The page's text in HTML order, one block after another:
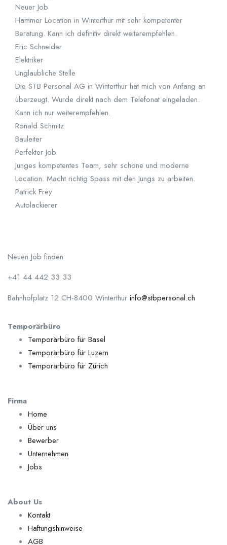
Neuer Job
Hammer Location in Winterthur mit sehr kompetenter
Beratung. Kann ich definitiv direkt weiterempfehlen.
Eric Schneider
Elektriker
Unglaubliche Stelle
Die STB Personal AG in Winterthur hat mich von Anfang an
überzeugt. Wurde direkt nach dem Telefonat eingeladen.
Kann ich nur weiterempfehlen.
Ronald Schmitz
Bauleiter
Perfekter Job
Junges kompetentes Team, sehr schöne und moderne
Location. Macht richtig Spass mit den Jungs zu arbeiten.
Patrick Frey
Autolackierer
Neuen Job finden
+41 44 442 33 33
Bahnhofplatz 12 CH-8400 Winterthur info@stbpersonal.ch
Temporärbüro
Temporärbüro für Basel
Temporärbüro für Luzern
Temporärbüro für Zürich
Firma
Home
Über uns
Bewerber
Unternehmen
Jobs
About Us
Kontakt
Haftungshinweise
AGB